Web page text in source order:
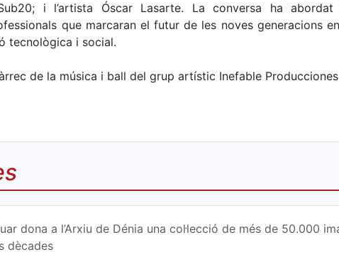
Sub20; i l’artista Óscar Lasarte. La conversa ha
que marcaran el futur de les noves generacions
tecnològica i social.
de la música i ball del grup artístic Inefable
dona a l’Arxiu de Dénia una col·lecció de més de 50.000
dècades